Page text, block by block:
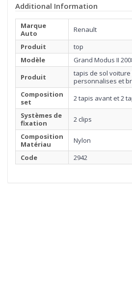
Additional Information
Marque
Auto
Renault
Produit
top
Modèle
Grand Modus II
Produit
tapis de sol voiture
personnalises et
Composition
set
2 tapis avant et 2
Systèmes de
fixation
2 clips
Composition
Matériau
Nylon
Code
2942